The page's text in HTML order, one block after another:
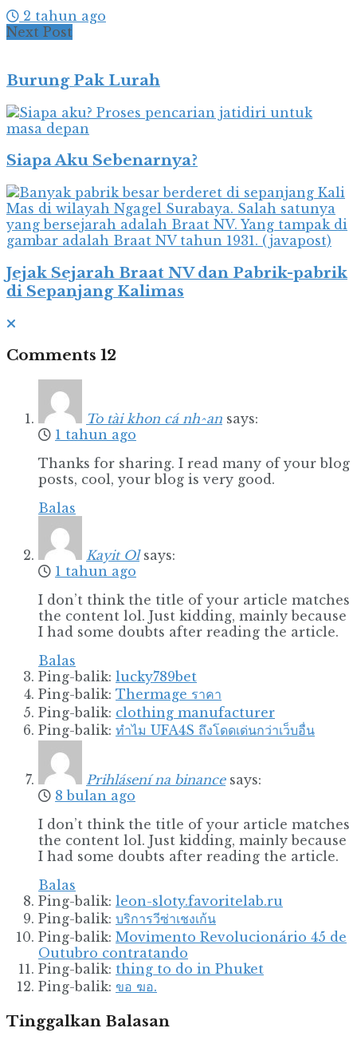
2 tahun ago
Next Post
Burung Pak Lurah
Siapa Aku Sebenarnya?
Jejak Sejarah Braat NV dan Pabrik-pabrik
di Sepanjang Kalimas
Comments 12
To tài khon cá nh^an says:
1 tahun ago
Thanks for sharing. I read many of your blog
posts, cool, your blog is very good.
Balas
Kayit Ol says:
1 tahun ago
I don’t think the title of your article matches
the content lol. Just kidding, mainly because
I had some doubts after reading the article.
Balas
Ping-balik: lucky789bet
Ping-balik: Thermage ราคา
Ping-balik: clothing manufacturer
Ping-balik: ทำไม UFA4S ถึงโดดเด่นกว่าเว็บอื่น
Prihlásení na binance says:
8 bulan ago
I don’t think the title of your article matches
the content lol. Just kidding, mainly because
I had some doubts after reading the article.
Balas
Ping-balik: leon-sloty.favoritelab.ru
Ping-balik: บริการวีซ่าเชงเก้น
Ping-balik: Movimento Revolucionário 45 de
Outubro contratando
Ping-balik: thing to do in Phuket
Ping-balik: ขอ ฆอ.
Tinggalkan Balasan